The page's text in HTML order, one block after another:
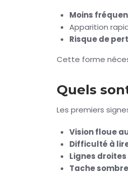
Moins
Apparition
Risque de
Cette forme
Quels
Les premiers
Vision floue
Difficulté à
Lignes
Tache